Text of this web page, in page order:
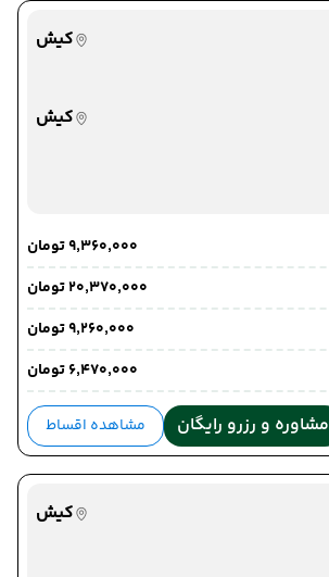
کیش
کیش
۹٬۳۶۰٬۰۰۰ تومان
۲۰٬۳۷۰٬۰۰۰ تومان
۹٬۲۶۰٬۰۰۰ تومان
۶٬۴۷۰٬۰۰۰ تومان
مشاوره و رزرو رایگان مشاهده اقساط
کیش